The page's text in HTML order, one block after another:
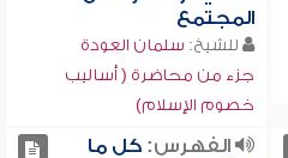
المجتمع
للشيخ: سلمان العودة
جزء من محاضرة ( أساليب
خصوم الإسلام)
الفهرس:كل ما